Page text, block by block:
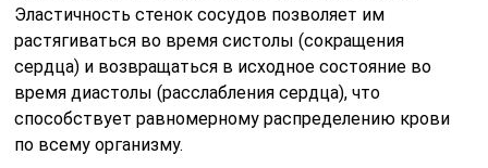
Эластичность стенок сосудов позволяет им
растягиваться во время систолы (сокращения
сердца) и возвращаться в исходное состояние во
время диастолы (расслабления сердца), что
способствует равномерному распределению крови
по всему организму.